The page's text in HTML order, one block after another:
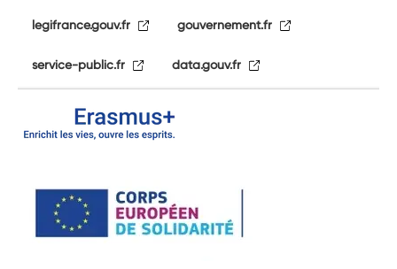
legifrance.gouv.fr gouvernement.fr
service-public.fr data.gouv.fr